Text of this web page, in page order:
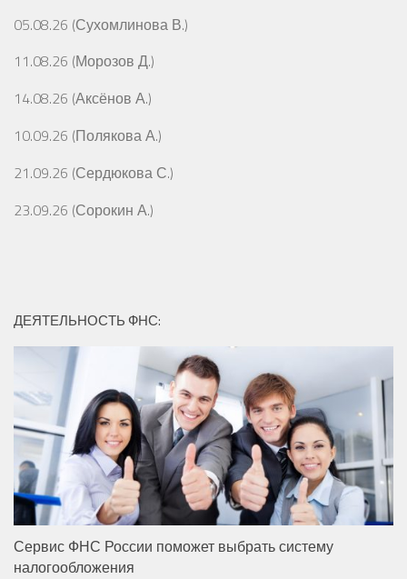
05.08.26 (Сухомлинова В.)
11.08.26 (Морозов Д.)
14.08.26 (Аксёнов А.)
10.09.26 (Полякова А.)
21.09.26 (Сердюкова С.)
23.09.26 (Сорокин А.)
ДЕЯТЕЛЬНОСТЬ ФНС:
Сервис ФНС России поможет выбрать систему
налогообложения